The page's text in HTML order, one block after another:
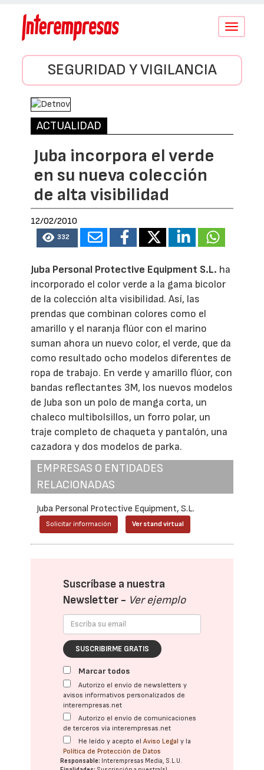
Conmutar
SEGURIDAD Y VIGILANCIA
ACTUALIDAD
Juba incorpora el verde
en su nueva colección
de alta visibilidad
12/02/2010
332
Juba Personal Protective Equipment S.L. ha
incorporado el color verde a la gama bicolor
de la colección alta visibilidad. Así, las
prendas que combinan colores como el
amarillo y el naranja flúor con el marino
suman ahora un nuevo color, el verde, que da
como resultado ocho modelos diferentes de
ropa de trabajo. En verde y amarillo flúor, con
bandas reflectantes 3M, los nuevos modelos
de Juba son un polo de manga corta, un
chaleco multibolsillos, un forro polar, un
traje completo de chaqueta y pantalón, una
cazadora y dos modelos de parka.
EMPRESAS O ENTIDADES
RELACIONADAS
Juba Personal Protective Equipment, S.L.
Solicitar información Ver stand virtual
Suscríbase a nuestra
Newsletter - Ver ejemplo
SUSCRIBIRME GRATIS
Marcar todos
Autorizo el envío de newsletters y
avisos informativos personalizados de
interempresas.net
Autorizo el envío de comunicaciones
de terceros vía interempresas.net
He leído y acepto elAviso Legal y la
Política de Protección de Datos
Responsable: Interempresas Media, S.L.U.